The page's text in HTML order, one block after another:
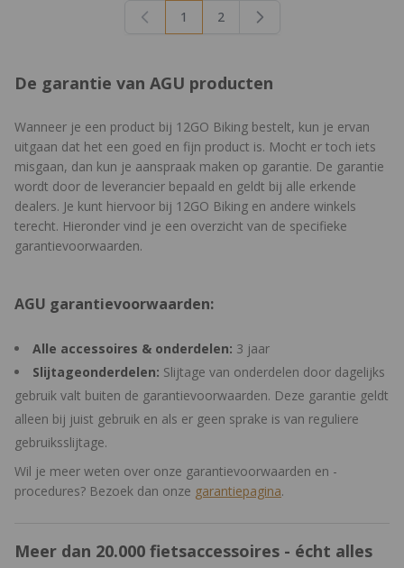
U lees momenteel pagina
1 Pagina
2
De garantie van AGU producten
Wanneer je een product bij 12GO Biking bestelt, kun je ervan
uitgaan dat het een goed en fijn product is. Mocht er toch iets
misgaan, dan kun je aanspraak maken op garantie. De garantie
wordt door de leverancier bepaald en geldt bij alle erkende
dealers. Je kunt hiervoor bij 12GO Biking en andere winkels
terecht. Hieronder vind je een overzicht van de specifieke
garantievoorwaarden.
AGU garantievoorwaarden:
Alle accessoires & onderdelen: 3 jaar
Slijtageonderdelen: Slijtage van onderdelen door dagelijks
gebruik valt buiten de garantievoorwaarden. Deze garantie geldt
alleen bij juist gebruik en als er geen sprake is van reguliere
gebruiksslijtage.
Wil je meer weten over onze garantievoorwaarden en -
procedures? Bezoek dan onze garantiepagina.
Meer dan 20.000 fietsaccessoires - écht alles